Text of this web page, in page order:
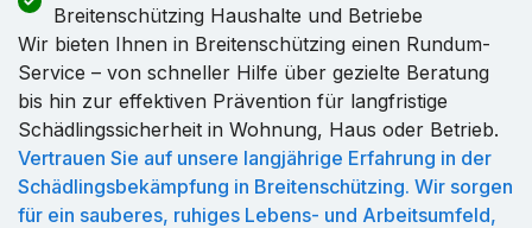
Breitenschützing Haushalte und Betriebe
Wir bieten Ihnen in Breitenschützing einen Rundum-
Service – von schneller Hilfe über gezielte Beratung
bis hin zur effektiven Prävention für langfristige
Schädlingssicherheit in Wohnung, Haus oder Betrieb.
Vertrauen Sie auf unsere langjährige Erfahrung in der
Schädlingsbekämpfung in Breitenschützing. Wir sorgen
für ein sauberes, ruhiges Lebens- und Arbeitsumfeld,